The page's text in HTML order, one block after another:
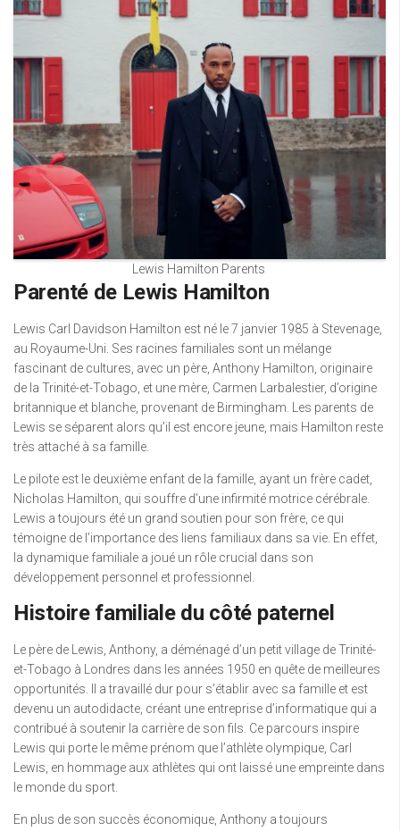
Lewis Hamilton Parents
Parenté de Lewis Hamilton
Lewis Carl Davidson Hamilton est né le 7 janvier 1985 à Stevenage,
au Royaume-Uni. Ses racines familiales sont un mélange
fascinant de cultures, avec un père, Anthony Hamilton, originaire
de la Trinité-et-Tobago, et une mère, Carmen Larbalestier, d’origine
britannique et blanche, provenant de Birmingham. Les parents de
Lewis se séparent alors qu’il est encore jeune, mais Hamilton reste
très attaché à sa famille.
Le pilote est le deuxième enfant de la famille, ayant un frère cadet,
Nicholas Hamilton, qui souffre d’une infirmité motrice cérébrale.
Lewis a toujours été un grand soutien pour son frère, ce qui
témoigne de l’importance des liens familiaux dans sa vie. En effet,
la dynamique familiale a joué un rôle crucial dans son
développement personnel et professionnel.
Histoire familiale du côté paternel
Le père de Lewis, Anthony, a déménagé d’un petit village de Trinité-
et-Tobago à Londres dans les années 1950 en quête de meilleures
opportunités. Il a travaillé dur pour s’établir avec sa famille et est
devenu un autodidacte, créant une entreprise d’informatique qui a
contribué à soutenir la carrière de son fils. Ce parcours inspire
Lewis qui porte le même prénom que l’athlète olympique, Carl
Lewis, en hommage aux athlètes qui ont laissé une empreinte dans
le monde du sport.
En plus de son succès économique, Anthony a toujours